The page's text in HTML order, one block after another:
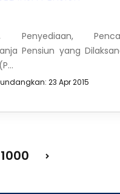
Penyediaan,
Pensiun yang
23 Apr 2015
1000